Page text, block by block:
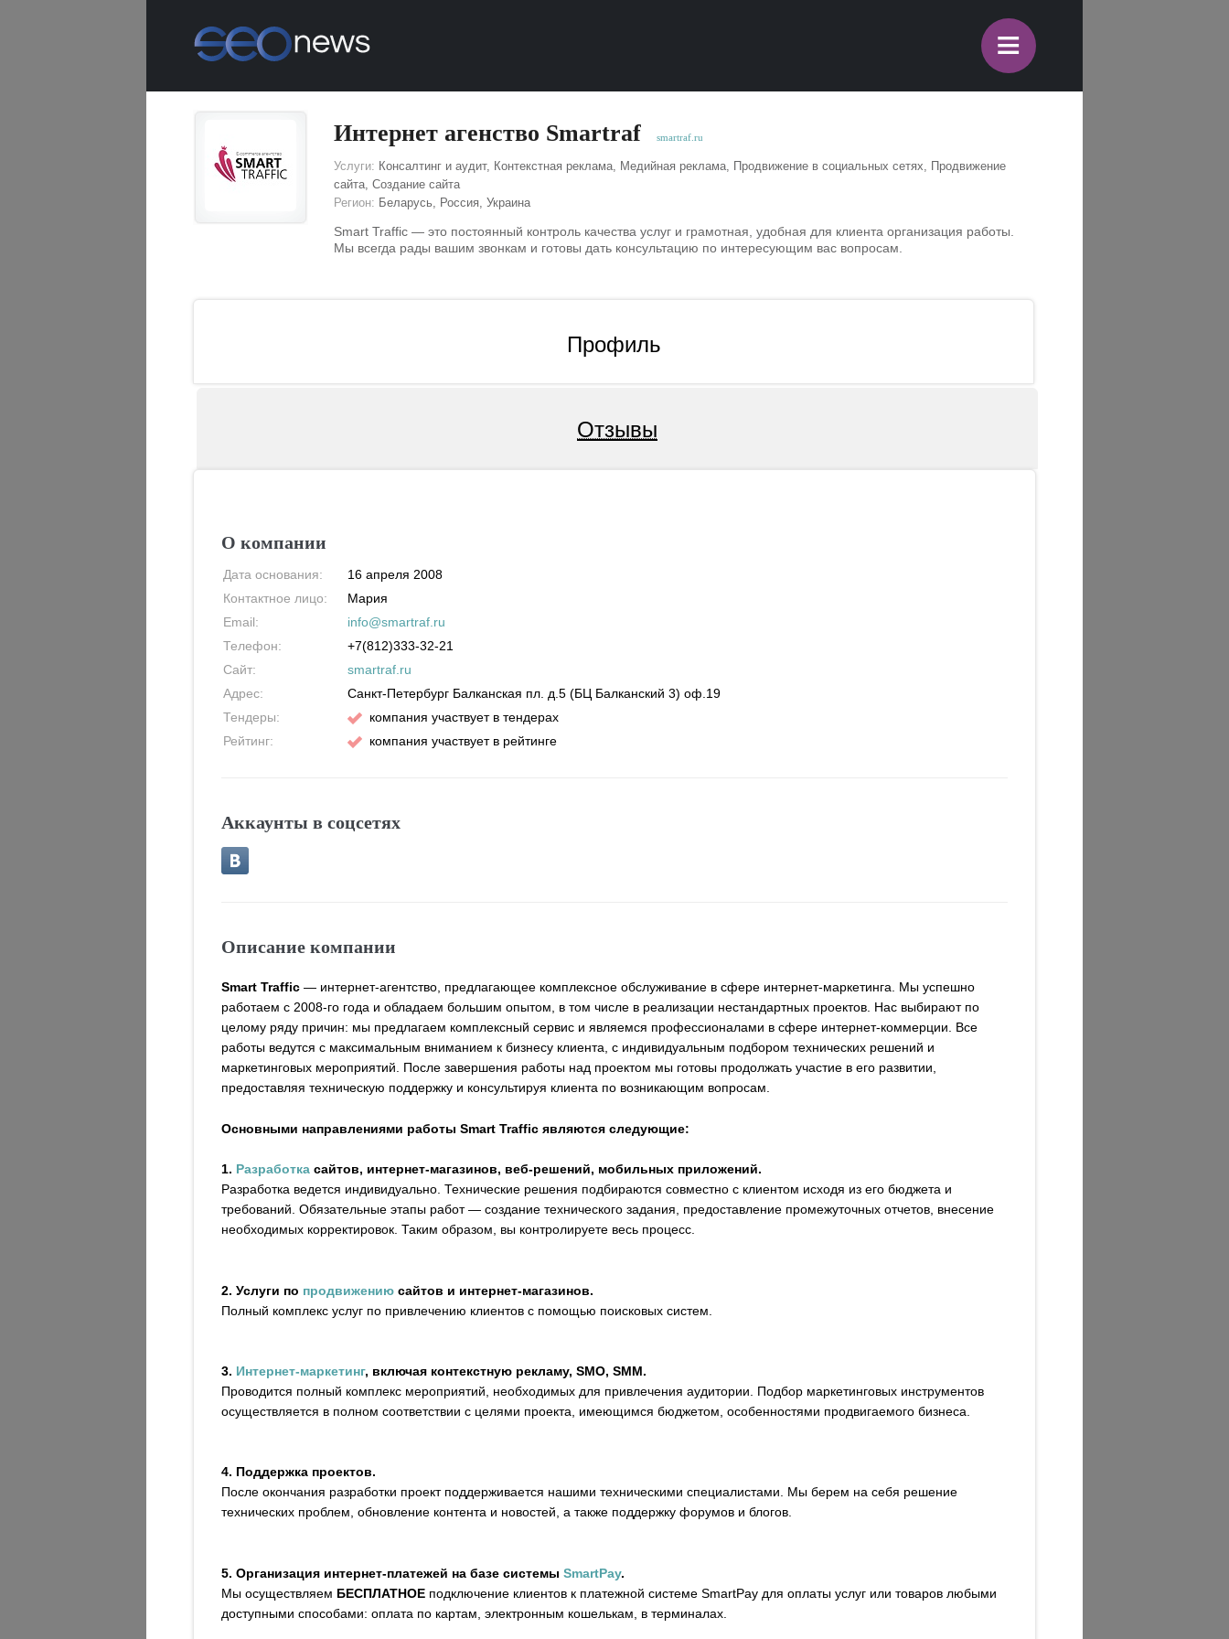
≡
Интернет агенство Smartraf smartraf.ru
Услуги: Консалтинг и аудит, Контекстная реклама, Медийная реклама, Продвижение в социальных сетях, Продвижение
сайта, Создание сайта
Регион: Беларусь, Россия, Украина
Smart Traffic — это постоянный контроль качества услуг и грамотная, удобная для клиента организация работы.
Мы всегда рады вашим звонкам и готовы дать консультацию по интересующим вас вопросам.
Профиль
Отзывы
О компании
Дата основания:
16 апреля 2008
Контактное лицо:
Мария
Email:
info@smartraf.ru
Телефон:
+7(812)333-32-21
Сайт:
smartraf.ru
Адрес:
Санкт-Петербург Балканская пл. д.5 (БЦ Балканский 3) оф.19
Тендеры:
компания участвует в тендерах
Рейтинг:
компания участвует в рейтинге
Аккаунты в соцсетях
Описание компании
Smart Traffic — интернет-агентство, предлагающее комплексное обслуживание в сфере интернет-маркетинга. Мы успешно
работаем с 2008-го года и обладаем большим опытом, в том числе в реализации нестандартных проектов. Нас выбирают по
целому ряду причин: мы предлагаем комплексный сервис и являемся профессионалами в сфере интернет-коммерции. Все
работы ведутся с максимальным вниманием к бизнесу клиента, с индивидуальным подбором технических решений и
маркетинговых мероприятий. После завершения работы над проектом мы готовы продолжать участие в его развитии,
предоставляя техническую поддержку и консультируя клиента по возникающим вопросам.
Основными направлениями работы Smart Traffic являются следующие:
1. Разработка сайтов, интернет-магазинов, веб-решений, мобильных приложений.
Разработка ведется индивидуально. Технические решения подбираются совместно с клиентом исходя из его бюджета и
требований. Обязательные этапы работ — создание технического задания, предоставление промежуточных отчетов, внесение
необходимых корректировок. Таким образом, вы контролируете весь процесс.
2. Услуги по продвижению сайтов и интернет-магазинов.
Полный комплекс услуг по привлечению клиентов с помощью поисковых систем.
3. Интернет-маркетинг, включая контекстную рекламу, SMO, SMM.
Проводится полный комплекс мероприятий, необходимых для привлечения аудитории. Подбор маркетинговых инструментов
осуществляется в полном соответствии с целями проекта, имеющимся бюджетом, особенностями продвигаемого бизнеса.
4. Поддержка проектов.
После окончания разработки проект поддерживается нашими техническими специалистами. Мы берем на себя решение
технических проблем, обновление контента и новостей, а также поддержку форумов и блогов.
5. Организация интернет-платежей на базе системыSmartPay.
Мы осуществляем БЕСПЛАТНОЕ подключение клиентов к платежной системе SmartPay для оплаты услуг или товаров любыми
доступными способами: оплата по картам, электронным кошелькам, в терминалах.